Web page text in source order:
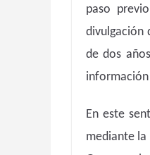
paso
divulgación
de dos
información
En este
mediante